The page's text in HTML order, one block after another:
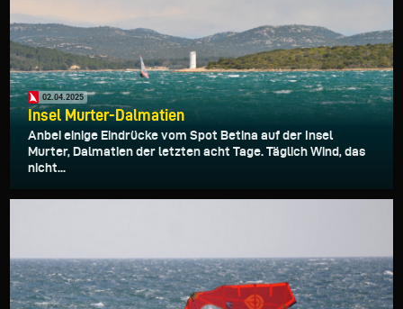
02.04.2025
Insel Murter-Dalmatien
Anbei einige Eindrücke vom Spot Betina auf der Insel
Murter, Dalmatien der letzten acht Tage. Täglich Wind, das
nicht...